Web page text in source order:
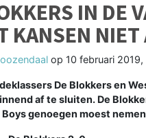
IN DE
KANSEN NIET
op 10 februari
De Blokkers en
af te sluiten. De
genoegen moest